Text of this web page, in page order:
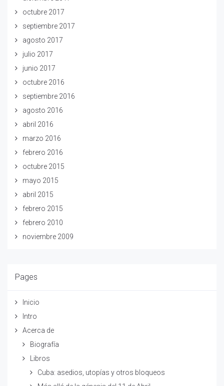
octubre 2017
septiembre 2017
agosto 2017
julio 2017
junio 2017
octubre 2016
septiembre 2016
agosto 2016
abril 2016
marzo 2016
febrero 2016
octubre 2015
mayo 2015
abril 2015
febrero 2015
febrero 2010
noviembre 2009
Pages
Inicio
Intro
Acerca de
Biografía
Libros
Cuba: asedios, utopías y otros bloqueos